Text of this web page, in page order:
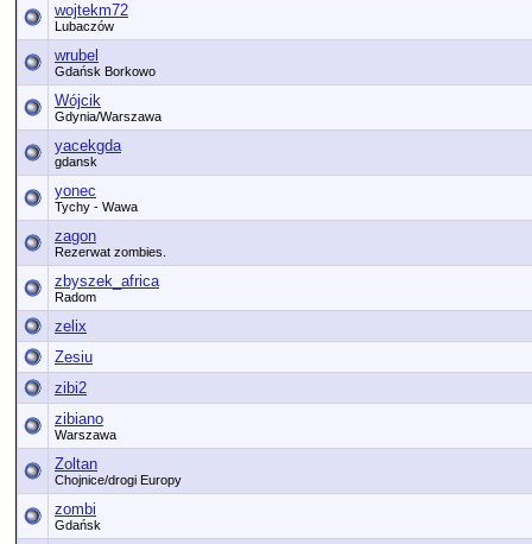
wojtekm72
Lubaczów
wrubel
Gdańsk Borkowo
Wójcik
Gdynia/Warszawa
yacekgda
gdansk
yonec
Tychy - Wawa
zagon
Rezerwat zombies.
zbyszek_africa
Radom
zelix
Zesiu
zibi2
zibiano
Warszawa
Zoltan
Chojnice/drogi Europy
zombi
Gdańsk